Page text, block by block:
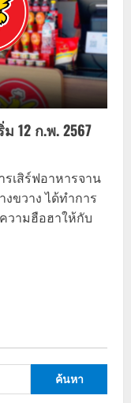
12 ก.พ. 2567
เสิร์ฟอาหารจาน
ขวาง ได้ทำการ
วามฮือฮาให้กับ